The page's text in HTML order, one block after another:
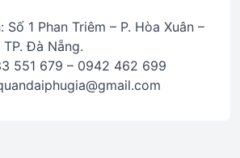
Số 1 Phan Triêm – P. Hòa Xuân –
TP. Đà Nẵng.
551 679 – 0942 462 699